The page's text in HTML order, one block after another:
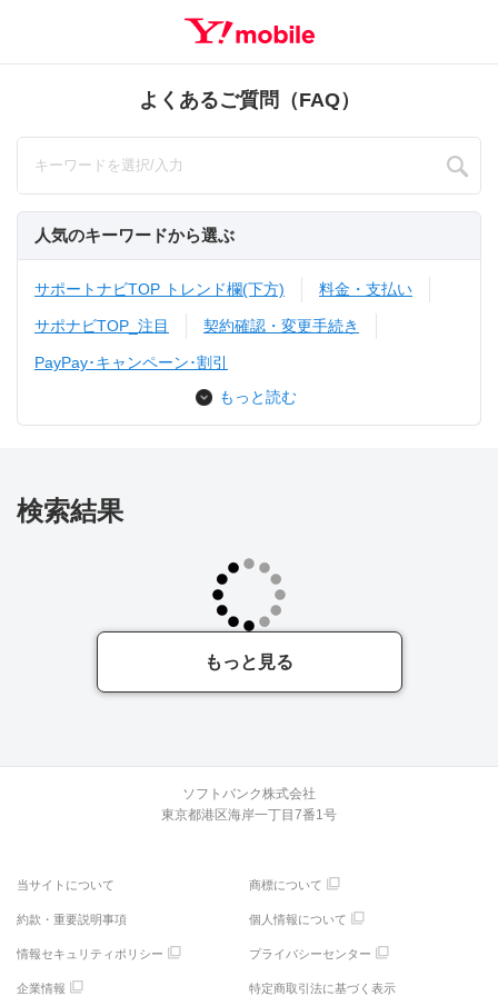
よくあるご質問（FAQ）
人気のキーワードから選ぶ
サポートナビTOP トレンド欄(下方) 料金・支払い
サポナビTOP_注目 契約確認・変更手続き
PayPay･キャンペーン･割引
もっと読む
検索結果
もっと見る
ソフトバンク株式会社
東京都港区海岸一丁目7番1号
当サイトについて 商標について
約款・重要説明事項 個人情報について
情報セキュリティポリシー プライバシーセンター
企業情報 特定商取引法に基づく表示